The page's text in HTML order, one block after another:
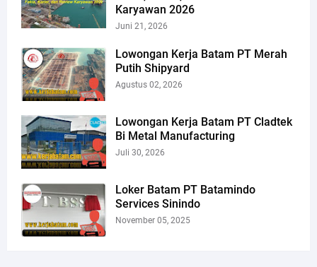
Karyawan 2026
Juni 21, 2026
Lowongan Kerja Batam PT Merah
Putih Shipyard
Agustus 02, 2026
Lowongan Kerja Batam PT Cladtek
Bi Metal Manufacturing
Juli 30, 2026
Loker Batam PT Batamindo
Services Sinindo
November 05, 2025